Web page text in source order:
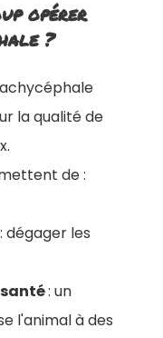
opérer
?
la qualité de
de :
: dégager les
: un
l'animal à des